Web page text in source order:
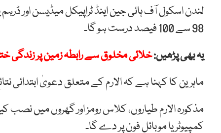
لندن اسکول آف ہائی جین اینڈ ٹراپیکل میڈیسن اور
98 سے 100 فیصد درست ہو گا۔
یہ بھی پڑھیں:خلائی مخلوق سے رابطہ زمین پر زندگی
ماہرین کا کہنا ہے کہ الارم کے متعلق دعویٰ ابتدائی
مذکورہ الارم طیاروں، کلاس رومز اور گھروں میں
کمپیوٹر یا موبائل فون پر دے گا۔